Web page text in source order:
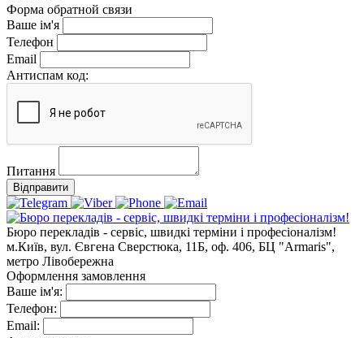
Форма обратной связи
Ваше ім'я
Телефон
Email
Антиспам код:
Питання
Відправити
Бюро перекладів - сервіс, швидкі терміни і професіоналізм!
м.Київ, вул. Євгена Сверстюка, 11Б, оф. 406, БЦ "Armaris",
метро Лівобережна
Оформлення замовлення
Ваше ім'я:
Телефон:
Email: